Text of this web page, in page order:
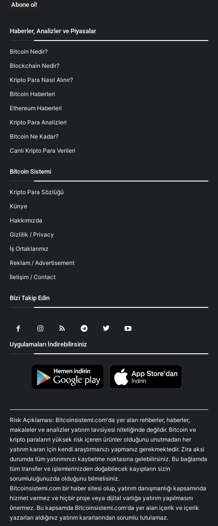
Haberler, Analizler ve Piyasalar
Bitcoin Nedir?
Blockchain Nedir?
Kripto Para Nasıl Alınır?
Bitcoin Haberleri
Ethereum Haberleri
Kripto Para Analizleri
Bitcoin Ne Kadar?
Canlı Kripto Para Verileri
Bitcoin Sistemi
Kripto Para Sözlüğü
Künye
Hakkımızda
Gizlilik / Privacy
İş Ortaklarımız
Reklam / Advertisement
İletişim / Contact
Bizi Takip Edin
Uygulamaları İndirebilirsiniz
Risk Açıklaması: Bitcoinsistemi.com'da yer alan rehberler, haberler,
makaleler ve analizler yatırım tavsiyesi niteliğinde değildir. Bitcoin ve
kripto paraların yüksek risk içeren ürünler olduğunu unutmadan her
yatırım kararı için kendi araştırmanızı yapmanız gerekmektedir. Zira aksi
durumda tüm yatırımınızı kaybetme noktasına gelebilirsiniz. Bu bağlamda
tüm transfer ve işlemlerinizden doğabilecek kayıpların sizin
sorumluluğunuzda olduğunu bilmelisiniz.
Bitcoinsistemi.com bir haber sitesi olup, yatırım danışmanlığı kapsamında
hizmet vermez ve hiçbir proje veya dijital varlığa yatırım yapılmasını
önermez. Bu kapsamda Bitcoinsistemi.com'da yer alan içerik ve içerik
yazarları aldığınız yatırım kararlarından sorumlu tutulamaz.